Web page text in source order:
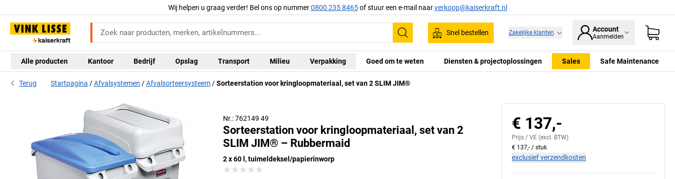
Wij helpen u graag verder! Bel ons op nummer0800 235 8465of stuur een e-mail naarverkoop@kaiserkraft.nl
Zoeken
Snel bestellen Zakelijke klanten Account
Aanmelden
Alle producten Kantoor Bedrijf Opslag Transport Milieu Verpakking Goed om te weten Diensten & projectoplossingen Sales Safe Maintenance
Terug Startpagina Afvalsystemen Afvalsorteersysteem Sorteerstation voor kringloopmateriaal, set van 2 SLIM JIM®
Nr.: 762149 49
Sorteerstation voor kringloopmateriaal, set van 2
SLIM JIM® – Rubbermaid
2 x 60 l, tuimeldeksel/papierinworp
€ 137,-
Prijs / VE (excl. BTW)
€ 137,- / stuk
exclusief verzendkosten